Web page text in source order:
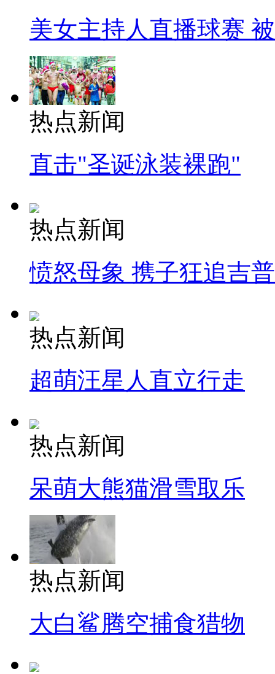
美女主持人直播球赛
热点新闻
直击"圣诞泳装裸跑"
热点新闻
愤怒母象 携子狂追吉
热点新闻
超萌汪星人直立行走
热点新闻
呆萌大熊猫滑雪取乐
热点新闻
大白鲨腾空捕食猎物